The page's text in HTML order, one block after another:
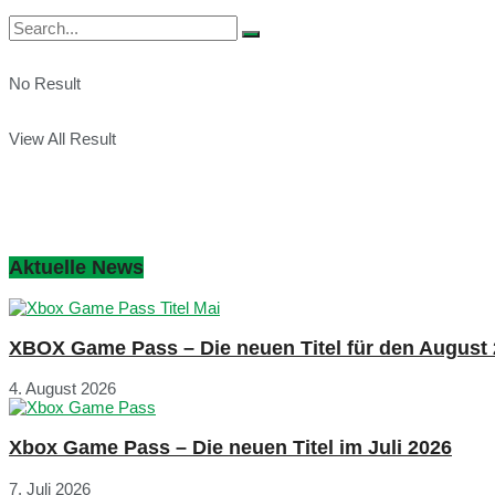
No Result
View All Result
Aktuelle News
XBOX Game Pass – Die neuen Titel für den August
4. August 2026
Xbox Game Pass – Die neuen Titel im Juli 2026
7. Juli 2026